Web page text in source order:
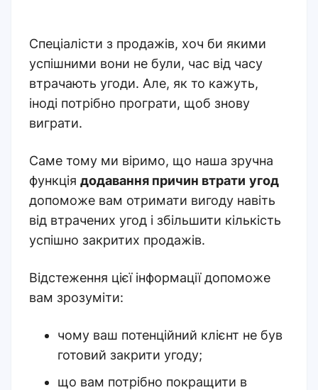
Спеціалісти з продажів, хоч би якими
успішними вони не були, час від часу
втрачають угоди. Але, як то кажуть,
іноді потрібно програти, щоб знову
виграти.
Саме тому ми віримо, що наша зручна
функція додавання причин втрати угод
допоможе вам отримати вигоду навіть
від втрачених угод і збільшити кількість
успішно закритих продажів.
Відстеження цієї інформації допоможе
вам зрозуміти:
чому ваш потенційний клієнт не був
готовий закрити угоду;
що вам потрібно покращити в